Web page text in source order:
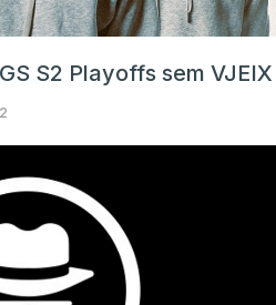
S2 Playoffs sem VJEIX